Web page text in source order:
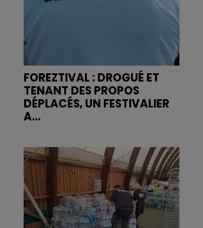
FOREZTIVAL : DROGUÉ ET
TENANT DES PROPOS
DÉPLACÉS, UN FESTIVALIER
A...